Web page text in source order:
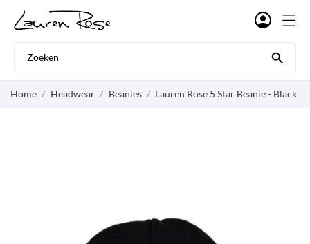

Home Headwear Beanies Lauren Rose 5 Star Beanie - Black